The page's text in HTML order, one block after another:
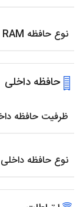
نوع حافظه RAM
حافظه داخلی
ظرفیت حافظه
نوع حافظه داخلی